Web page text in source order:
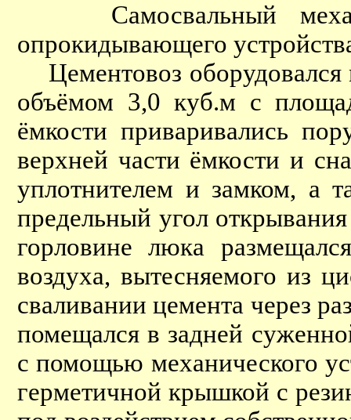
Самосвальный
опрокидывающего
Цементовоз оборудовался
объёмом 3,0 куб.м с
ёмкости приваривались
верхней части ёмкости и
уплотнителем и замком, а
предельный угол
горловине люка
воздуха, вытесняемого из
сваливании цемента через
помещался в задней
с помощью механического
герметичной крышкой с